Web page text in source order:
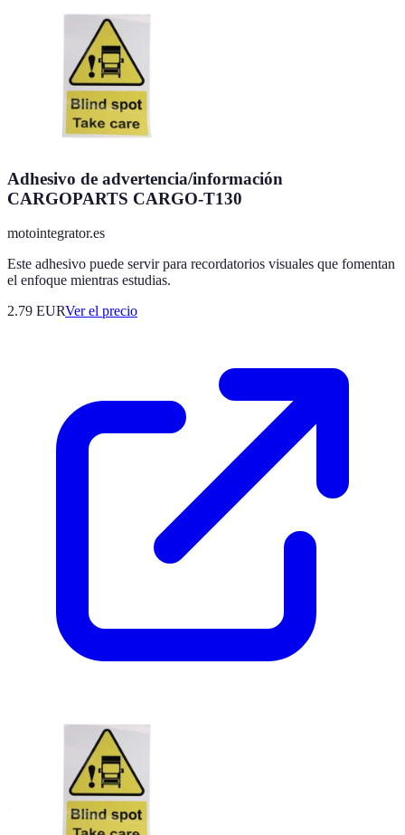
Adhesivo de advertencia/información
CARGOPARTS CARGO-T130
motointegrator.es
Este adhesivo puede servir para recordatorios visuales que fomentan
el enfoque mientras estudias.
2.79 EURVer el precio